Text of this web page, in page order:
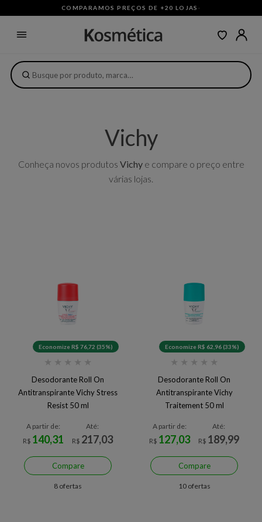
COMPARAMOS PREÇOS DE +20 LOJAS ·
Vichy
Conheça novos produtos Vichye compare o preço entre
várias lojas.
Economize R$ 76,72 (35%)
★ ★ ★ ★ ★
Desodorante Roll On
Antitranspirante Vichy Stress
Resist 50 ml
A partir de:
R$ 140,31
Até:
R$ 217,03
Compare
8 ofertas
Economize R$ 62,96 (33%)
★ ★ ★ ★ ★
Desodorante Roll On
Antitranspirante Vichy
Traitement 50 ml
A partir de:
R$ 127,03
Até:
R$ 189,99
Compare
10 ofertas